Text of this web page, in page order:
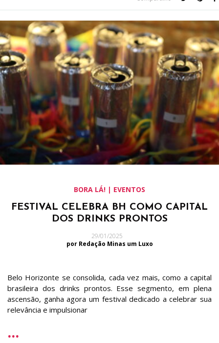
BORA LÁ! | EVENTOS
FESTIVAL CELEBRA BH COMO CAPITAL
DOS DRINKS PRONTOS
29/01/2025
por Redação Minas um Luxo
Belo Horizonte se consolida, cada vez mais, como a capital
brasileira dos drinks prontos. Esse segmento, em plena
ascensão, ganha agora um festival dedicado a celebrar sua
relevância e impulsionar